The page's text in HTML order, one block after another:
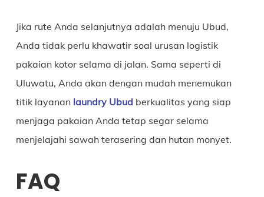
Jika rute Anda selanjutnya adalah menuju Ubud,
Anda tidak perlu khawatir soal urusan logistik
pakaian kotor selama di jalan. Sama seperti di
Uluwatu, Anda akan dengan mudah menemukan
titik layanan laundry Ubud berkualitas yang siap
menjaga pakaian Anda tetap segar selama
menjelajahi sawah terasering dan hutan monyet.
FAQ